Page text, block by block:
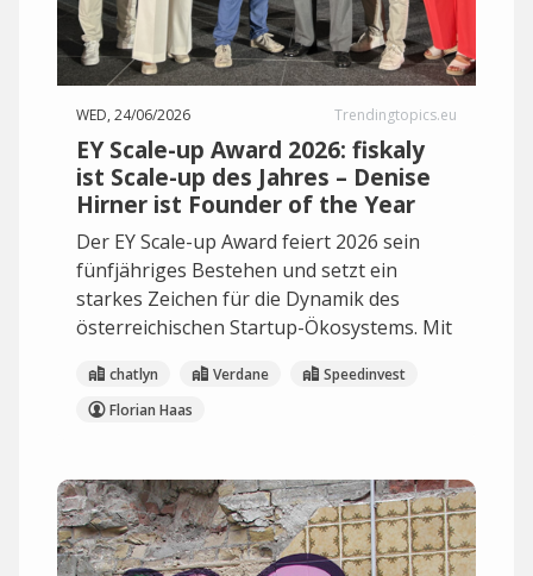
WED, 24/06/2026 Trendingtopics.eu
EY Scale-up Award 2026: fiskaly
ist Scale-up des Jahres – Denise
Hirner ist Founder of the Year
Der EY Scale-up Award feiert 2026 sein
fünfjähriges Bestehen und setzt ein
starkes Zeichen für die Dynamik des
österreichischen Startup-Ökosystems. Mit
chatlyn Verdane
Speedinvest
Florian Haas